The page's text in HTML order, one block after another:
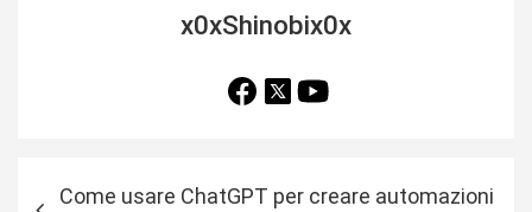
x0xShinobix0x
Come usare ChatGPT per creare automazioni